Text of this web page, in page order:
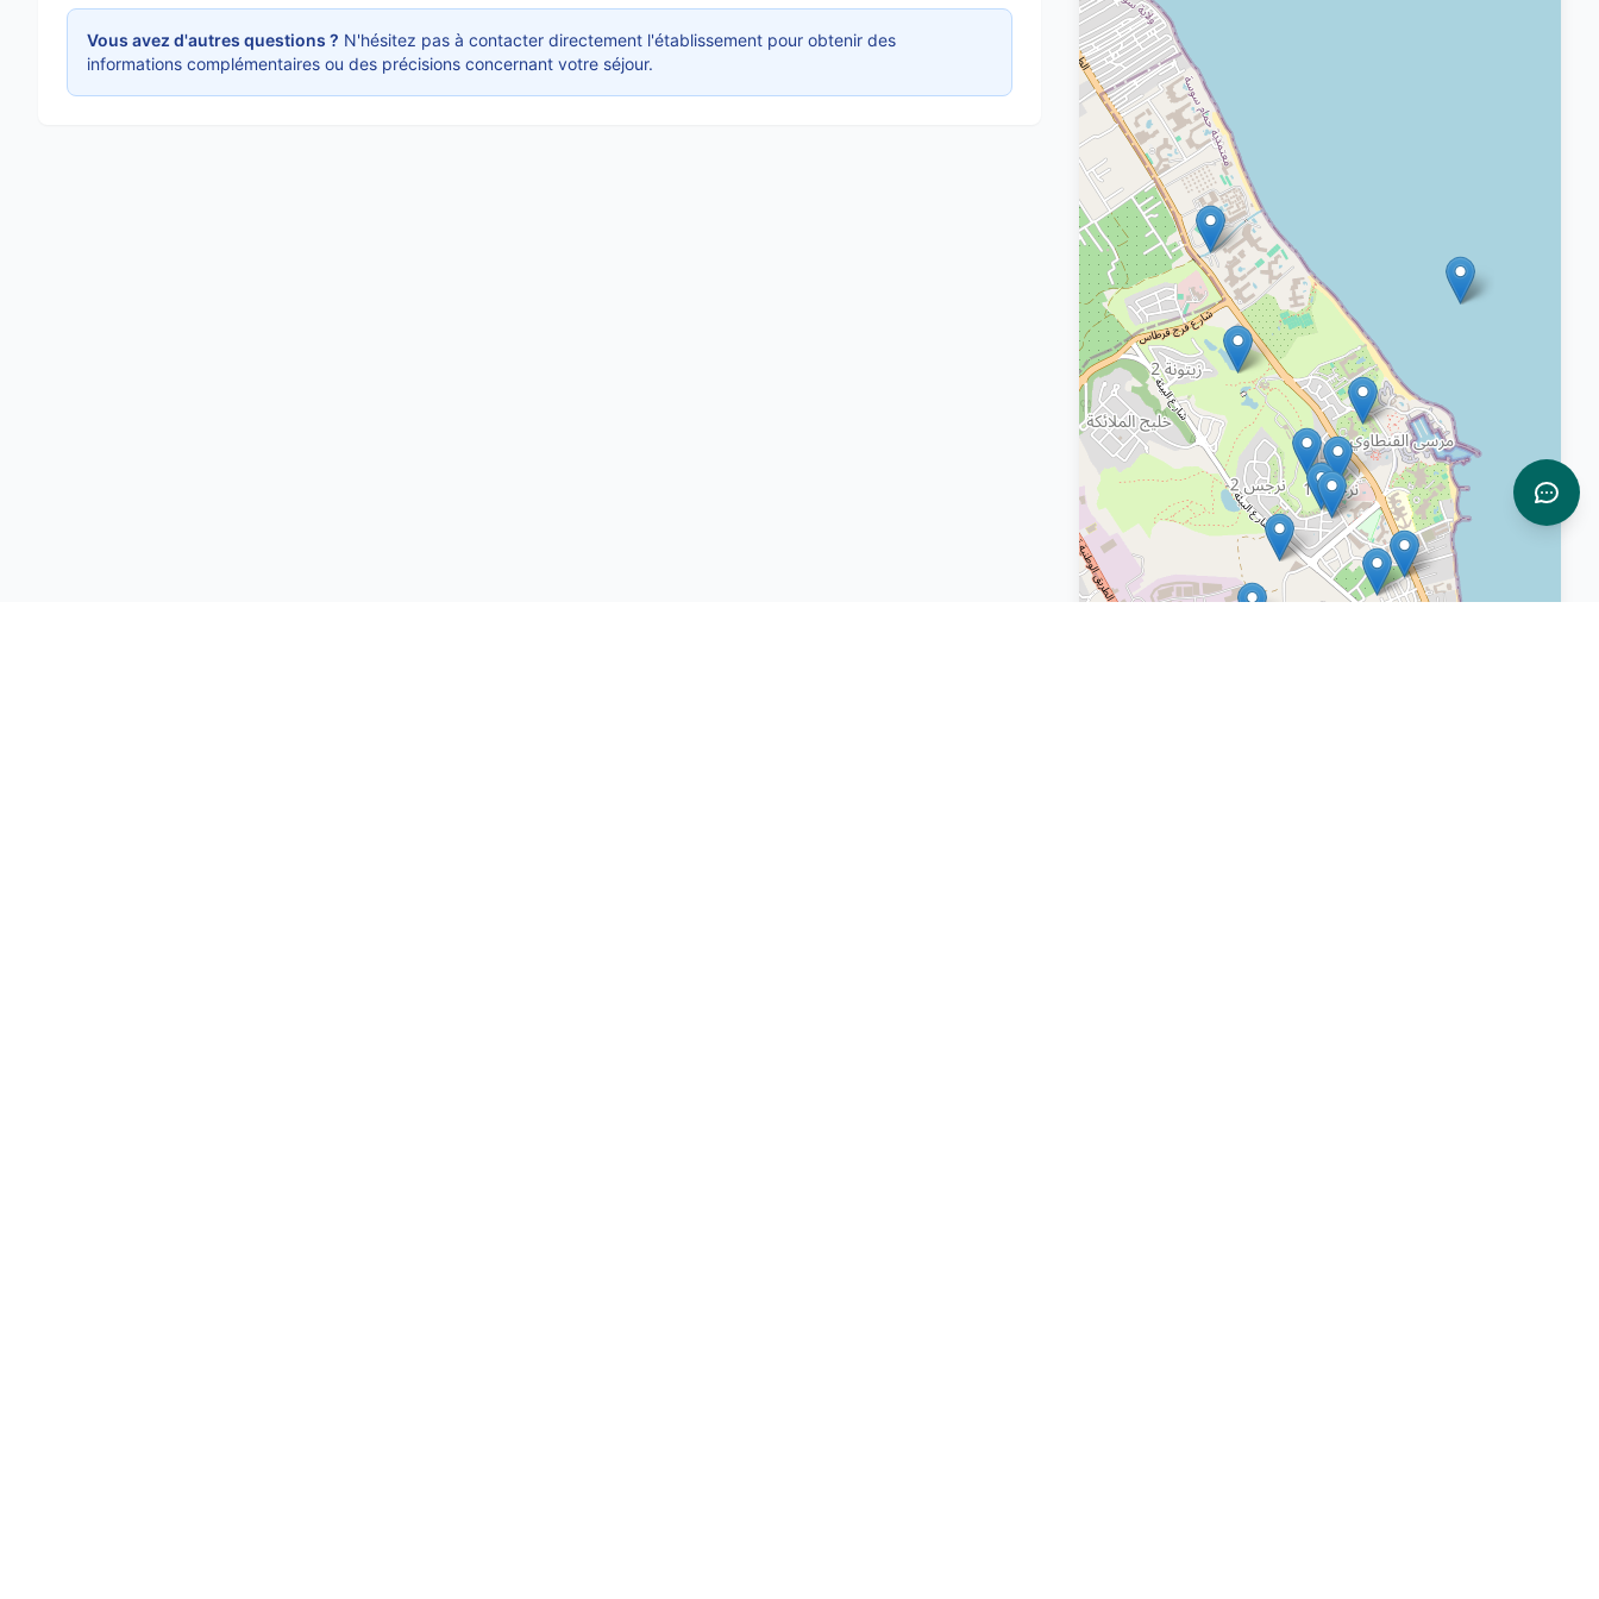
Vous avez d'autres questions ? N'hésitez pas à contacter directement l'établissement pour obtenir des
informations complémentaires ou des précisions concernant votre séjour.